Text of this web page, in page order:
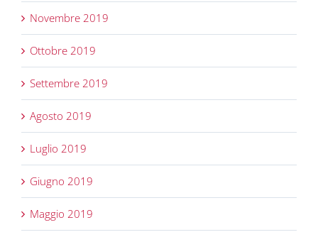
Novembre 2019
Ottobre 2019
Settembre 2019
Agosto 2019
Luglio 2019
Giugno 2019
Maggio 2019